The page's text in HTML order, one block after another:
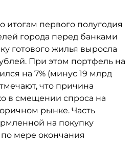
первого полугодия
города перед банками
готового жилья выросла
При этом портфель на
на 7% (минус 19 млрд
что причина
в смещении спроса на
рынке. Часть
на покупку
мере окончания